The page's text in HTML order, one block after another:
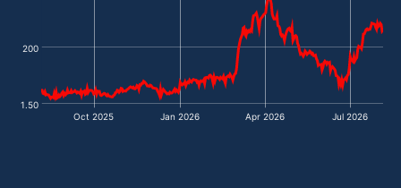
1.50
200
Oct 2025 Jan 2026 Apr 2026 Jul 2026